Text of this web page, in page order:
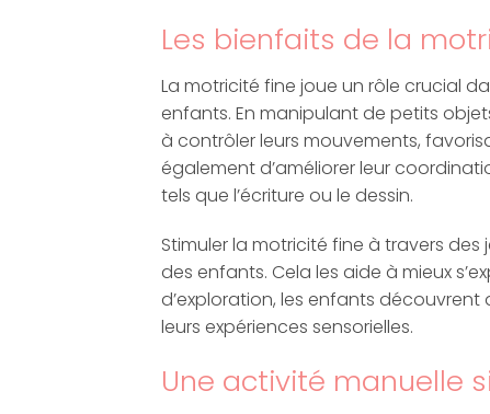
Les bienfaits de la
La motricité fine joue un rôle crucial
enfants. En manipulant de petits
à contrôler leurs mouvements,
également d’améliorer leur
tels que l’écriture ou le dessin.
Stimuler la motricité fine à travers
des enfants. Cela les aide à mieux
d’exploration, les enfants découvrent
leurs expériences sensorielles.
Une activité manuelle